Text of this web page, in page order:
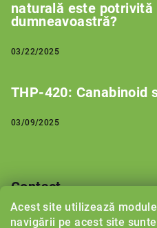
Acest site utilizează
navigării pe acest site
naturală este potrivită
dumneavoastră?
03/22/2025
THP-420: Canabinoid
03/09/2025
Contact
support@ herbalboost.ro